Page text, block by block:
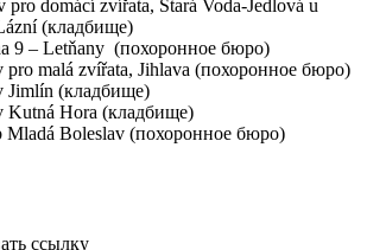
pro domácí zvířata, Stará Voda-Jedlová u
(кладбище)
9 – Letňany (похоронное бюро)
pro malá zvířata, Jihlava (похоронное бюро)
Jimlín (кладбище)
Kutná Hora (кладбище)
Mladá Boleslav (похоронное бюро)
ссылку